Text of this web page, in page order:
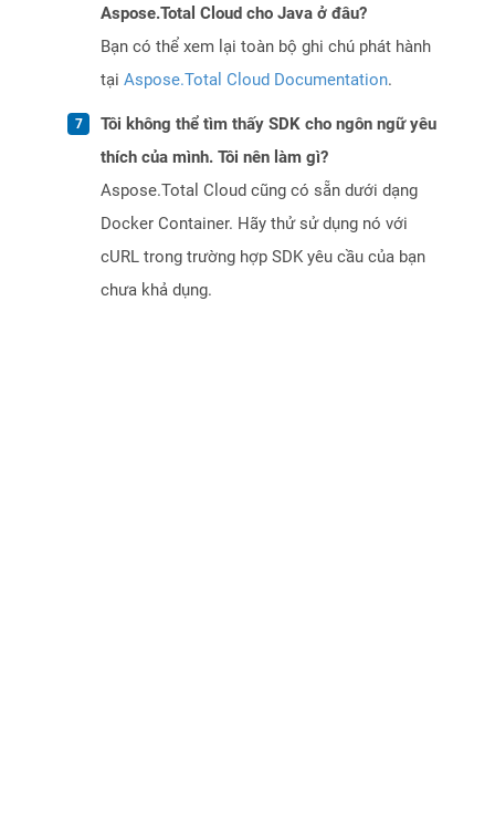
Aspose.Total Cloud cho Java ở đâu?
Bạn có thể xem lại toàn bộ ghi chú phát hành
tại Aspose.Total Cloud Documentation.
Tôi không thể tìm thấy SDK cho ngôn ngữ yêu
thích của mình. Tôi nên làm gì?
Aspose.Total Cloud cũng có sẵn dưới dạng
Docker Container. Hãy thử sử dụng nó với
cURL trong trường hợp SDK yêu cầu của bạn
chưa khả dụng.